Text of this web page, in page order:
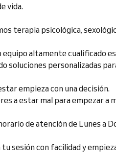
vida.
terapia psicológica,
altamente cualificado
soluciones personalizadas
empieza con una decisión.
a estar mal para empezar a
de atención de Lunes a
tu sesión con facilidad y